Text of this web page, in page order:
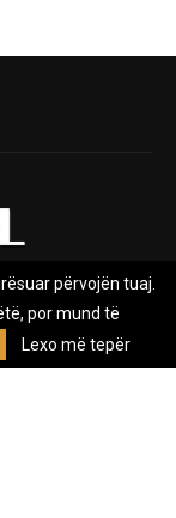
Kontakt
themeluar në vitin
përvojën tuaj.
por mund të
Lexo më tepër